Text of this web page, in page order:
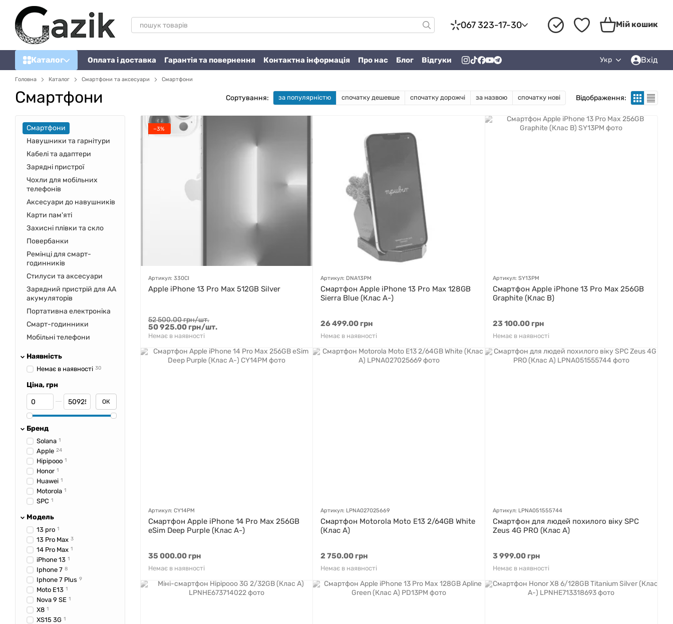
Перейти до основного контенту
067 323-17-30 Мій кошик
Каталог Оплата і доставка Гарантія та повернення Контактна інформація Про нас Блог Відгуки Укр Вхід
Головна Каталог Смартфони та аксесуари Смартфони
Смартфони Сортування: за популярністю спочатку дешевше спочатку дорожчі за назвою спочатку нові Відображення:
−3%
Артикул: 330CI
Apple iPhone 13 Pro Max 512GB Silver
52 500.00 грн/шт.
50 925.00 грн/шт.
Немає в наявності
Артикул: DNA13PM
Смартфон Apple iPhone 13 Pro Max 128GB
Sierra Blue (Клас A-)
26 499.00 грн
Немає в наявності
Артикул: SY13PM
Смартфон Apple iPhone 13 Pro Max 256GB
Graphite (Клас B)
23 100.00 грн
Немає в наявності
Артикул: CY14PM
Смартфон Apple iPhone 14 Pro Max 256GB
eSim Deep Purple (Клас A-)
35 000.00 грн
Немає в наявності
Артикул: LPNA027025669
Смартфон Motorola Moto E13 2/64GB White
(Клас A)
2 750.00 грн
Немає в наявності
Артикул: LPNA051555744
Смартфон для людей похилого віку SPC
Zeus 4G PRO (Клас A)
3 999.00 грн
Немає в наявності
Смартфони
Навушники та гарнітури
Кабелі та адаптери
Зарядні пристрої
Чохли для мобільних
телефонів
Аксесуари до навушників
Карти пам'яті
Захисні плівки та скло
Повербанки
Ремінці для смарт-
годинників
Стилуси та аксесуари
Зарядний пристрій для AA
акумуляторів
Портативна електроніка
Смарт-годинники
Мобільні телефони
Наявність
Немає в наявності 30
Ціна, грн
Від Ціна, грн
До Ціна, грн ОК
Бренд
Solana 1
Apple 24
Hipipooo 1
Honor 1
Huawei 1
Motorola 1
SPC 1
Модель
13 pro 1
13 Pro Max 3
14 Pro Max 1
iPhone 13 1
Iphone 7 8
Iphone 7 Plus 9
Moto E13 1
Nova 9 SE 1
X8 1
XS15 3G 1